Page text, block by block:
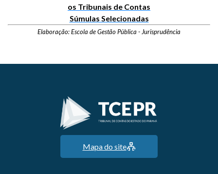
os Tribunais de Contas
Súmulas Selecionadas
Elaboração: Escola de Gestão Pública - Jurisprudência
Mapa do site